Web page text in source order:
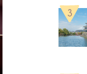
3